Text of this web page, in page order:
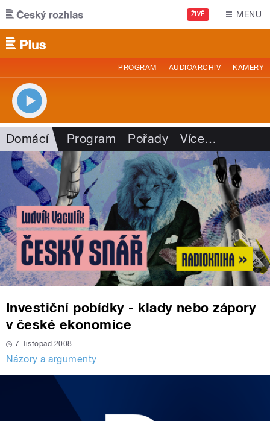
Přejít k hlavnímu obsahu
ŽIVĚ MENU
PROGRAM AUDIOARCHIV KAMERY
Domácí Program Pořady Více…
Investiční pobídky - klady nebo zápory
v české ekonomice
7. listopad 2008
Názory a argumenty